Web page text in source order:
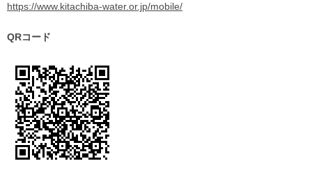
https://www.kitachiba-water.or.jp/mobile/
QRコード